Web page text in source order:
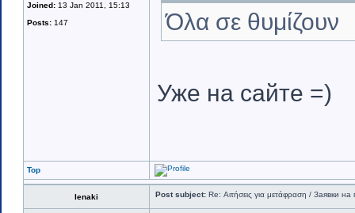
Joined: 13 Jan 2011, 15:13
Posts: 147 Όλα σε θυμίζουν
Уже на сайте =)
Top
lenaki Post subject: Re: Αιτήσεις για μετάφραση / Заявки